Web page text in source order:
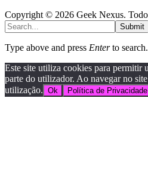
Copyright © 2026 Geek Nexus.
Submit
Type above and press Enterto
Este site utiliza cookies para permitir
parte do utilizador. Ao navegar no
utilização. Ok Política de Privacidade